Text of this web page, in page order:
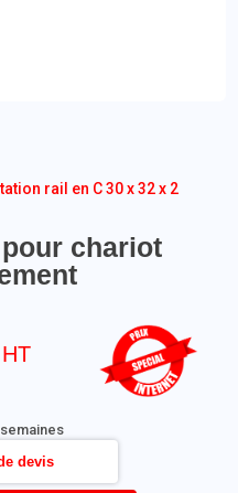
chariot
devis
rail en C 30 x 32 x 2